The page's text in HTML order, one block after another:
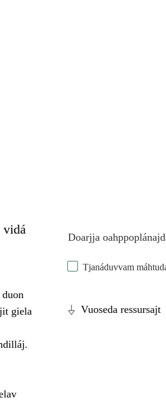
Doarjja
Tjanáduvvam
Vuoseda ressursajt
vidá
giela